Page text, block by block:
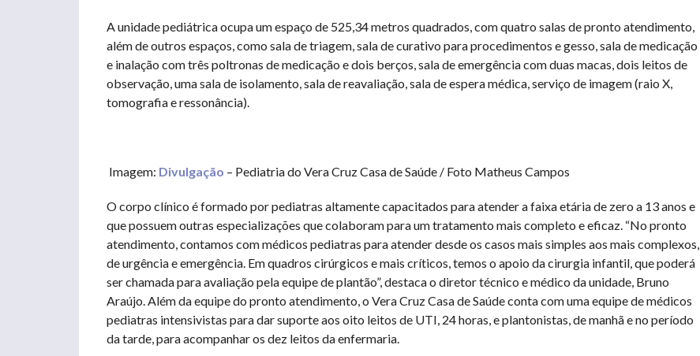
A unidade pediátrica ocupa um espaço de 525,34 metros quadrados, com quatro salas de pronto atendimento,
além de outros espaços, como sala de triagem, sala de curativo para procedimentos e gesso, sala de medicação
e inalação com três poltronas de medicação e dois berços, sala de emergência com duas macas, dois leitos de
observação, uma sala de isolamento, sala de reavaliação, sala de espera médica, serviço de imagem (raio X,
tomografia e ressonância).
Imagem: Divulgação – Pediatria do Vera Cruz Casa de Saúde / Foto Matheus Campos
O corpo clínico é formado por pediatras altamente capacitados para atender a faixa etária de zero a 13 anos e
que possuem outras especializações que colaboram para um tratamento mais completo e eficaz. “No pronto
atendimento, contamos com médicos pediatras para atender desde os casos mais simples aos mais complexos,
de urgência e emergência. Em quadros cirúrgicos e mais críticos, temos o apoio da cirurgia infantil, que poderá
ser chamada para avaliação pela equipe de plantão”, destaca o diretor técnico e médico da unidade, Bruno
Araújo. Além da equipe do pronto atendimento, o Vera Cruz Casa de Saúde conta com uma equipe de médicos
pediatras intensivistas para dar suporte aos oito leitos de UTI, 24 horas, e plantonistas, de manhã e no período
da tarde, para acompanhar os dez leitos da enfermaria.